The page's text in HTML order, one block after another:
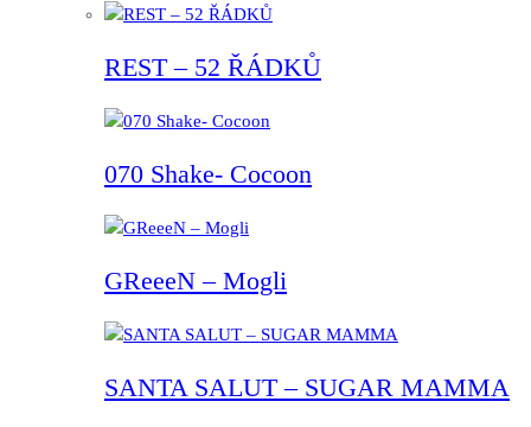
REST – 52 ŘÁDKŮ
070 Shake- Cocoon
GReeeN – Mogli
SANTA SALUT – SUGAR MAMMA